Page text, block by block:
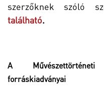
szerzőknek szóló
található.
A
forráskiadványai